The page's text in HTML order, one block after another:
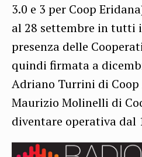
3.0 e 3 per Coop
al 28 settembre in tutti
presenza delle
quindi firmata a
Adriano Turrini di Coop
Maurizio Molinelli di
diventare operativa dal